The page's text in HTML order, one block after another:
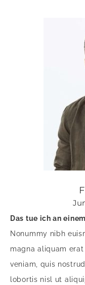
Das tue ich an
Nonummy nibh
magna aliquam
veniam, quis
lobortis nisl ut